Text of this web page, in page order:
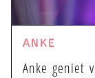
ANKE
Anke geniet